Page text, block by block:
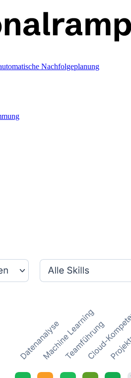
Nachfolgeplanung